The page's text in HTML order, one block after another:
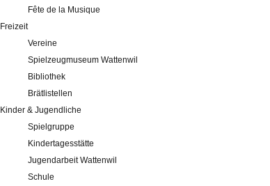
Fête de la Musique
Freizeit
Vereine
Spielzeugmuseum Wattenwil
Bibliothek
Brätlistellen
Kinder & Jugendliche
Spielgruppe
Kindertagesstätte
Jugendarbeit Wattenwil
Schule